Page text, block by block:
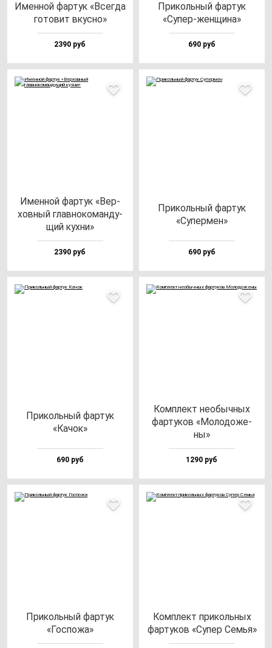
Имен­ной фар­тук «Всег­да
го­то­вит вкус­но»
2390 руб
При­коль­ный фар­тук
«Супер-жен­щи­на»
690 руб
Имен­ной фар­тук «Вер­
хов­ный глав­но­ко­ман­ду­
щий кух­ни»
2390 руб
При­коль­ный фар­тук
«Супер­мен»
690 руб
При­коль­ный фар­тук
«Качок»
690 руб
Ком­плект не­обыч­ных
фар­ту­ков «Моло­до­же­
ны»
1290 руб
При­коль­ный фар­тук
«Гос­по­жа»
Ком­плект при­коль­ных
фар­ту­ков «Супер Семья»